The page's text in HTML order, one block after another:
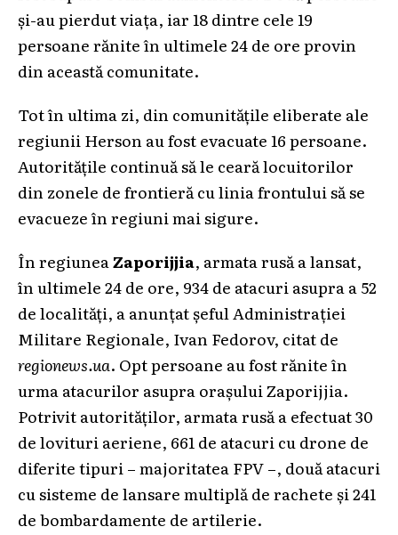
și-au pierdut viața, iar 18 dintre cele 19
persoane rănite în ultimele 24 de ore provin
din această comunitate.
Tot în ultima zi, din comunitățile eliberate ale
regiunii Herson au fost evacuate 16 persoane.
Autoritățile continuă să le ceară locuitorilor
din zonele de frontieră cu linia frontului să se
evacueze în regiuni mai sigure.
În regiunea Zaporijjia, armata rusă a lansat,
în ultimele 24 de ore, 934 de atacuri asupra a 52
de localități, a anunțat șeful Administrației
Militare Regionale, Ivan Fedorov, citat de
regionews.ua. Opt persoane au fost rănite în
urma atacurilor asupra orașului Zaporijjia.
Potrivit autorităților, armata rusă a efectuat 30
de lovituri aeriene, 661 de atacuri cu drone de
diferite tipuri – majoritatea FPV –, două atacuri
cu sisteme de lansare multiplă de rachete și 241
de bombardamente de artilerie.